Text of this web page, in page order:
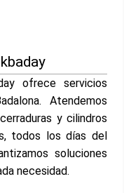
ofrece servicios
Atendemos
y cilindros
todos los días del
soluciones
necesidad.